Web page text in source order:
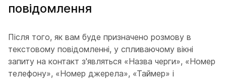
повідомлення
Після того, як вам буде призначено розмову в
текстовому повідомленні, у спливаючому вікні
запиту на контакт з'являться «Назва черги», «Номер
телефону», «Номер джерела», «Таймер» і